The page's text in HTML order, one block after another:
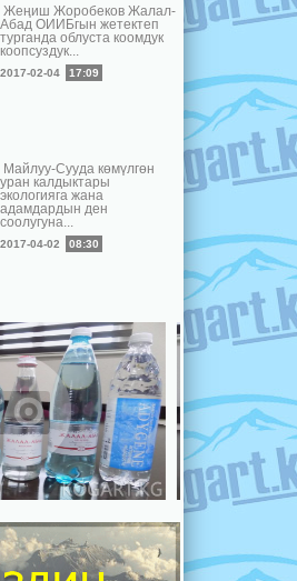
Жеңиш Жоробеков Жалал-
Абад ОИИБгын жетектеп
турганда облуста коомдук
коопсуздук...
2017-02-04 17:09
Майлуу-Сууда көмүлгөн
уран калдыктары
экологияга жана
адамдардын ден
соолугуна...
2017-04-02 08:30